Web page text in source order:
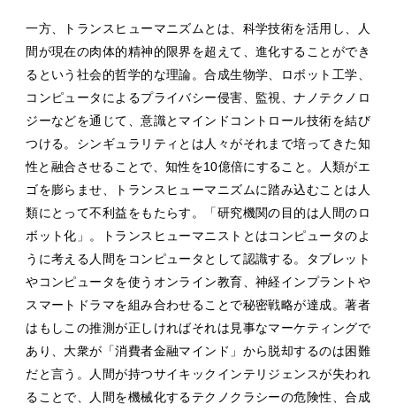
一方、トランスヒューマニズムとは、科学技術を活用し、人
間が現在の肉体的精神的限界を超えて、進化することができ
るという社会的哲学的な理論。合成生物学、ロボット工学、
コンピュータによるプライバシー侵害、監視、ナノテクノロ
ジーなどを通じて、意識とマインドコントロール技術を結び
つける。シンギュラリティとは人々がそれまで培ってきた知
性と融合させることで、知性を10億倍にすること。人類がエ
ゴを膨らませ、トランスヒューマニズムに踏み込むことは人
類にとって不利益をもたらす。「研究機関の目的は人間のロ
ボット化」。トランスヒューマニストとはコンピュータのよ
うに考える人間をコンピュータとして認識する。タブレット
やコンピュータを使うオンライン教育、神経インプラントや
スマートドラマを組み合わせることで秘密戦略が達成。著者
はもしこの推測が正しければそれは見事なマーケティングで
あり、大衆が「消費者金融マインド」から脱却するのは困難
だと言う。人間が持つサイキックインテリジェンスが失われ
ることで、人間を機械化するテクノクラシーの危険性、合成